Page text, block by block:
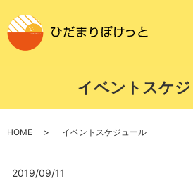
イベントスケ
HOME イベントスケジュール
2019/09/11